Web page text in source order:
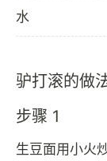
水
驴打滚的做
步骤 1
生豆面用小火